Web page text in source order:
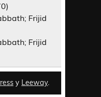
Frijid
Frijid
y Leeway.